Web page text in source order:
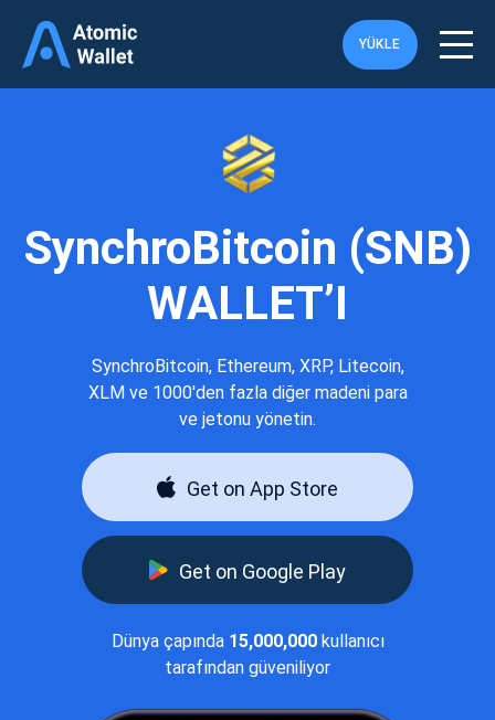
YÜKLE
SynchroBitcoin (SNB)
WALLET’I
SynchroBitcoin, Ethereum, XRP, Litecoin,
XLM ve 1000'den fazla diğer madeni para
ve jetonu yönetin.
Get on App Store
Get on Google Play
Dünya çapında 15,000,000kullanıcı
tarafından güveniliyor